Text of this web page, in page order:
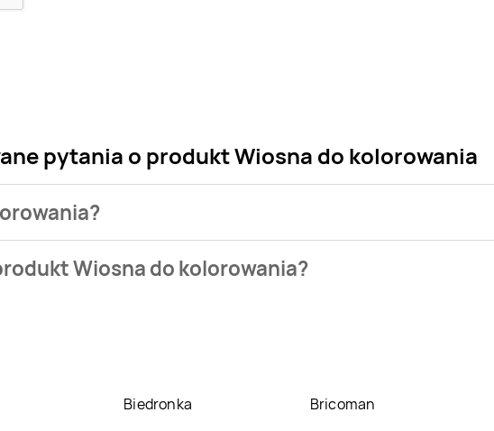
pytania o produkt Wiosna do kolorowania
Wiosna do kolorowania?
Biedronka Bricoman